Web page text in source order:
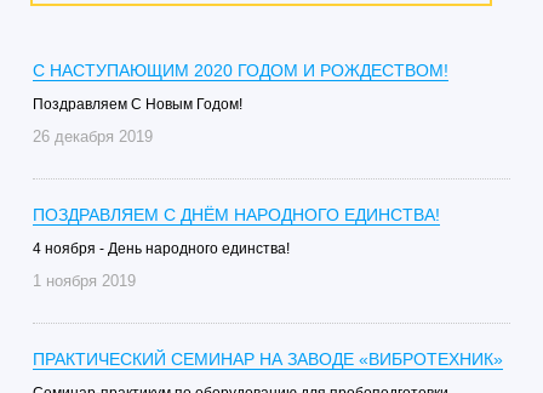
C НАСТУПАЮЩИМ 2020 ГОДОМ И РОЖДЕСТВОМ!
Поздравляем С Новым Годом!
26 декабря 2019
ПОЗДРАВЛЯЕМ С ДНЁМ НАРОДНОГО ЕДИНСТВА!
4 ноября - День народного единства!
1 ноября 2019
ПРАКТИЧЕСКИЙ СЕМИНАР НА ЗАВОДЕ «ВИБРОТЕХНИК»